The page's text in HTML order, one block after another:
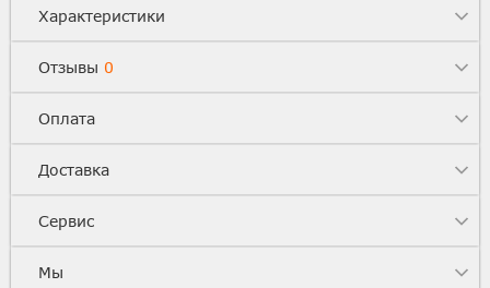
Характеристики
Отзывы 0
Оплата
Доставка
Сервис
Мы